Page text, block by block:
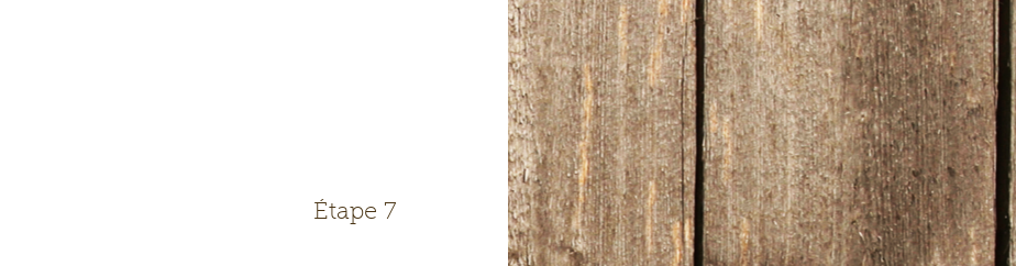
Étape 7